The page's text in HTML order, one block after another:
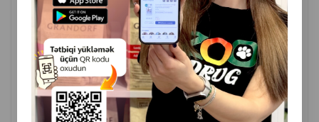
( Отзывы)
Масса Цена
Купить
1 шт
52.50
КУПИТЬ